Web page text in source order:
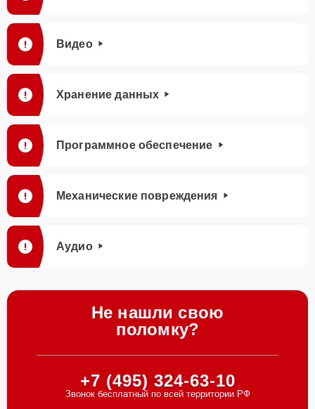
Видео
Хранение данных
Программное обеспечение
Механические повреждения
Аудио
Не нашли свою
поломку?
+7 (495) 324-63-10
Звонок бесплатный по всей территории РФ